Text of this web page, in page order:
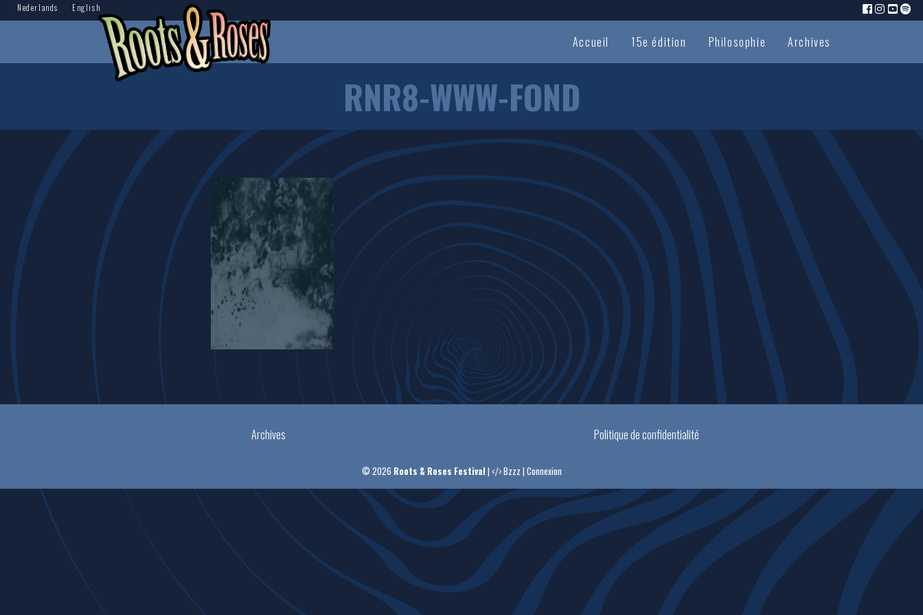
Nederlands English
Accueil 15e édition Philosophie Archives
RNR8-WWW-FOND
Archives Politique de confidentialité
© 2026 Roots & Roses Festival | Bzzz | Connexion